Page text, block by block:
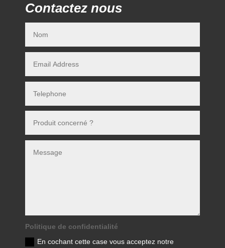
Contactez nous
Politique de confidentialité
En cochant cette case vous acceptez notre